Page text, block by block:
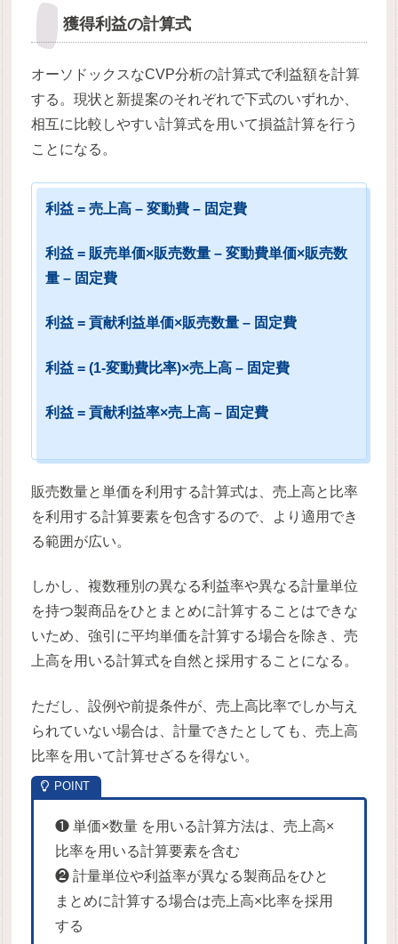
獲得利益の計算式
オーソドックスなCVP分析の計算式で利益額を計算
する。現状と新提案のそれぞれで下式のいずれか、
相互に比較しやすい計算式を用いて損益計算を行う
ことになる。
利益 = 売上高 – 変動費 – 固定費
利益 = 販売単価×販売数量 – 変動費単価×販売数
量 – 固定費
利益 = 貢献利益単価×販売数量 – 固定費
利益 = (1-変動費比率)×売上高 – 固定費
利益 = 貢献利益率×売上高 – 固定費
販売数量と単価を利用する計算式は、売上高と比率
を利用する計算要素を包含するので、より適用でき
る範囲が広い。
しかし、複数種別の異なる利益率や異なる計量単位
を持つ製商品をひとまとめに計算することはできな
いため、強引に平均単価を計算する場合を除き、売
上高を用いる計算式を自然と採用することになる。
ただし、設例や前提条件が、売上高比率でしか与え
られていない場合は、計量できたとしても、売上高
比率を用いて計算せざるを得ない。
❶ 単価×数量 を用いる計算方法は、売上高×
比率を用いる計算要素を含む
❷ 計量単位や利益率が異なる製商品をひと
まとめに計算する場合は売上高×比率を採用
する